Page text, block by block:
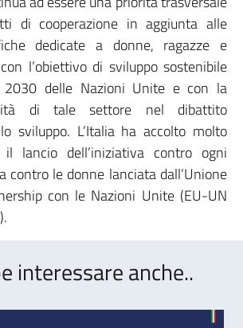
di cooperazione in aggiunta alle
dedicate a donne, ragazze e
l’obiettivo di sviluppo sostenibile
2030 delle Nazioni Unite e con la
di tale settore nel dibattito
sviluppo. L’Italia ha accolto molto
il lancio dell’iniziativa contro ogni
contro le donne lanciata dall’Unione
con le Nazioni Unite (EU-UN
interessare anche..